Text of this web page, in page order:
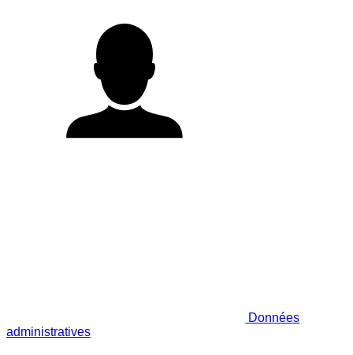
Données
administratives